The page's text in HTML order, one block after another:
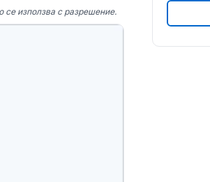
използва с разрешение.